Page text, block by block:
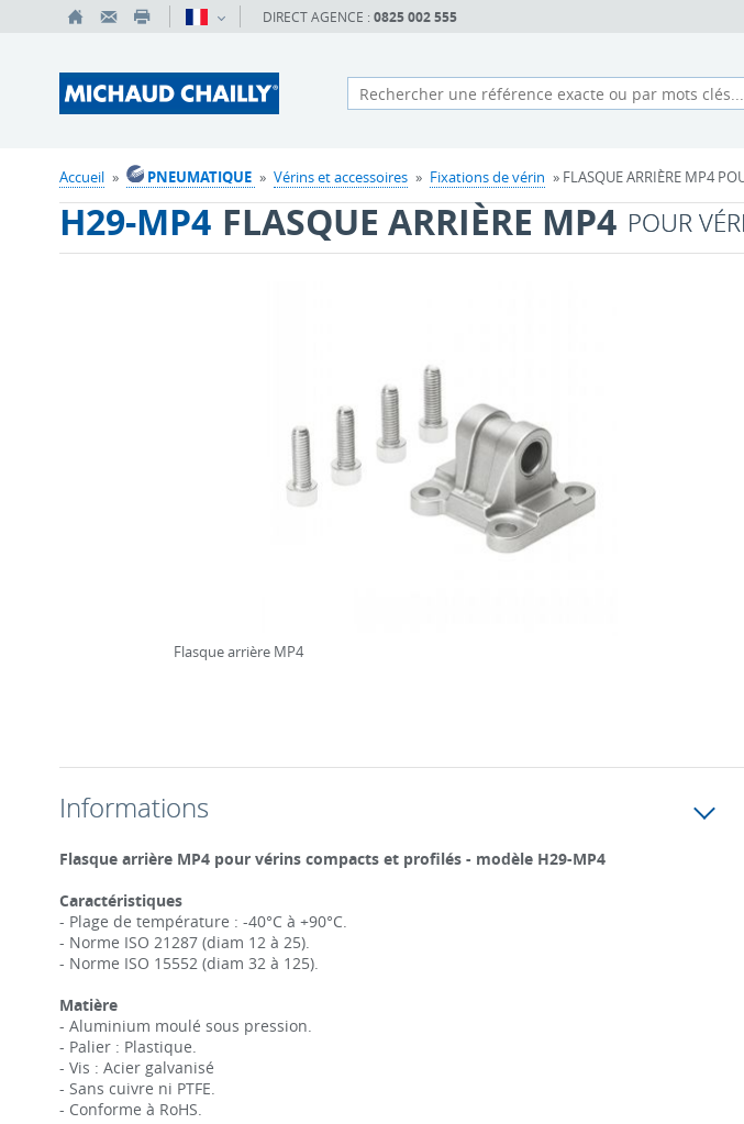
DIRECT AGENCE : 0825 002 555
Accueil » PNEUMATIQUE » Vérins et accessoires » Fixations de vérin » FLASQUE ARRIÈRE MP4
H29-MP4 FLASQUE ARRIÈRE MP4 POUR
Flasque arrière MP4
Informations
Flasque arrière MP4 pour vérins compacts et profilés - modèle H29-MP4
Caractéristiques
- Plage de température : -40°C à +90°C.
- Norme ISO 21287 (diam 12 à 25).
- Norme ISO 15552 (diam 32 à 125).
Matière
- Aluminium moulé sous pression.
- Palier : Plastique.
- Vis : Acier galvanisé
- Sans cuivre ni PTFE.
- Conforme à RoHS.